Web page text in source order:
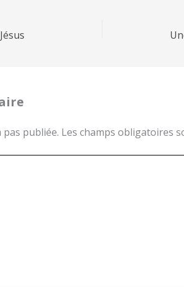
publiée. Les champs obligatoires